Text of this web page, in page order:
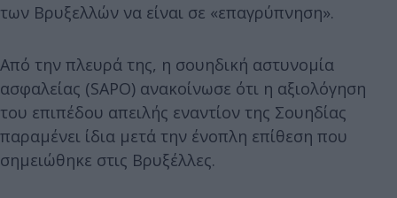
των Βρυξελλών να είναι σε «επαγρύπνηση».
Από την πλευρά της, η σουηδική αστυνομία
ασφαλείας (SAPO) ανακοίνωσε ότι η αξιολόγηση
του επιπέδου απειλής εναντίον της Σουηδίας
παραμένει ίδια μετά την ένοπλη επίθεση που
σημειώθηκε στις Βρυξέλλες.